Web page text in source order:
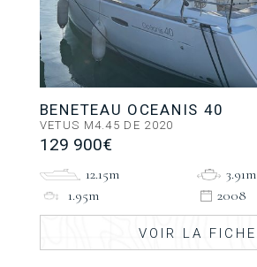
BENETEAU OCEANIS 40
VETUS M4.45 DE 2020
129 900€
12.15m
3.91m
1.95m
2008
VOIR LA FICHE